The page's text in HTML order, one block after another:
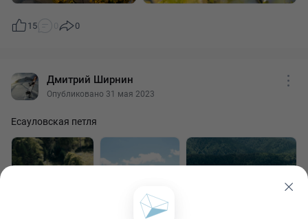
15 0
Дмитрий Ширнин
Опубликовано 31 мая 2023
Есауловская петля